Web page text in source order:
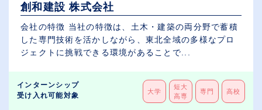
創和建設 株式会社
会社の特徴 当社の特徴は、土木・建築の両分野で蓄積
した専門技術を活かしながら、東北全域の多様なプロ
ジェクトに挑戦できる環境があることで...
インターンシップ
受け入れ可能対象
大学
短大
高専
専門 高校